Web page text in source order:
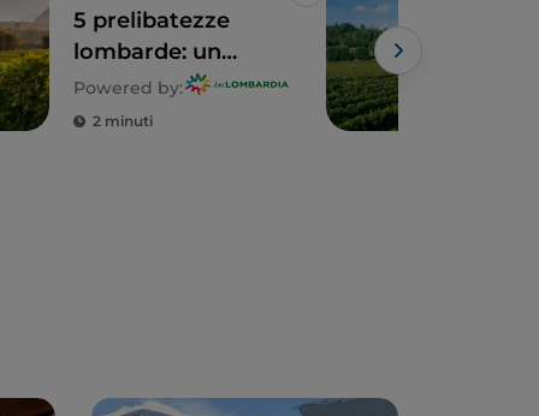
5 prelibatezze
lombarde: un
territorio tutto da
gustare
Powered by:
2 minuti